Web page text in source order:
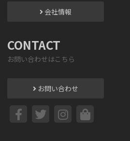
会社情報
CONTACT
お問い合わせはこちら
お問い合わせ